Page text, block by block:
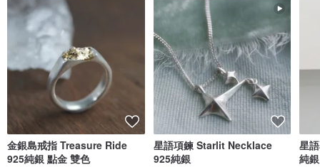
金銀島戒指 Treasure Ride
925純銀 點金 雙色
星語項鍊 Starlit Necklace
925純銀
星
純銀